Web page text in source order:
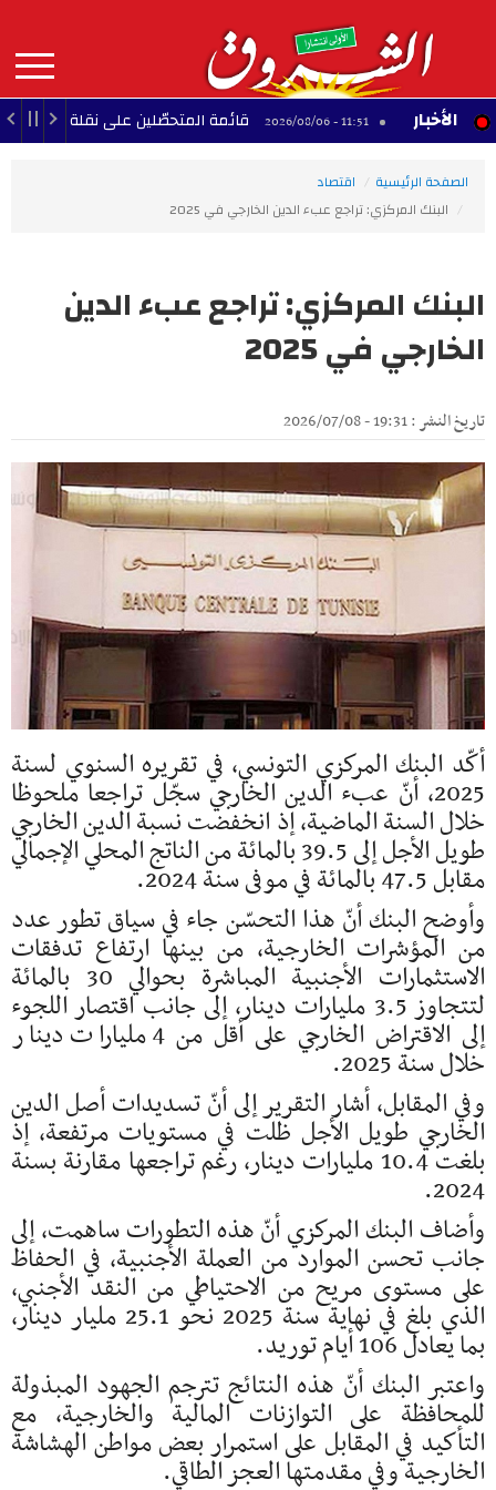
contenu
principal
MAIN
NAVIGATION الأخبار
11:51 - 2026/08/06 قائمة المتحصّلين على نقلة تقريب الأزواج لمدرّسي
الصفحة الرئيسية
اقتصاد
البنك المركزي: تراجع عبء الدين الخارجي في 2025
البنك المركزي: تراجع عبء الدين
الخارجي في 2025
تاريخ النشر : 19:31 - 2026/07/08
أكّد البنك المركزي التونسي، في تقريره السنوي لسنة
2025، أنّ عبء الدين الخارجي سجّل تراجعا ملحوظا
خلال السنة الماضية، إذ انخفضت نسبة الدين الخارجي
طويل الأجل إلى 39.5 بالمائة من الناتج المحلي الإجمالي
مقابل 47.5 بالمائة في موفى سنة 2024.
وأوضح البنك أنّ هذا التحسّن جاء في سياق تطور عدد
من المؤشرات الخارجية، من بينها ارتفاع تدفقات
الاستثمارات الأجنبية المباشرة بحوالي 30 بالمائة
لتتجاوز 3.5 مليارات دينار، إلى جانب اقتصار اللجوء
إلى الاقتراض الخارجي على أقل من 4 مليارات دينار
خلال سنة 2025.
وفي المقابل، أشار التقرير إلى أنّ تسديدات أصل الدين
الخارجي طويل الأجل ظلت في مستويات مرتفعة، إذ
بلغت 10.4 مليارات دينار، رغم تراجعها مقارنة بسنة
2024.
وأضاف البنك المركزي أنّ هذه التطورات ساهمت، إلى
جانب تحسن الموارد من العملة الأجنبية، في الحفاظ
على مستوى مريح من الاحتياطي من النقد الأجنبي،
الذي بلغ في نهاية سنة 2025 نحو 25.1 مليار دينار،
بما يعادل 106 أيام توريد.
واعتبر البنك أنّ هذه النتائج تترجم الجهود المبذولة
للمحافظة على التوازنات المالية والخارجية، مع
التأكيد في المقابل على استمرار بعض مواطن الهشاشة
الخارجية وفي مقدمتها العجز الطاقي.